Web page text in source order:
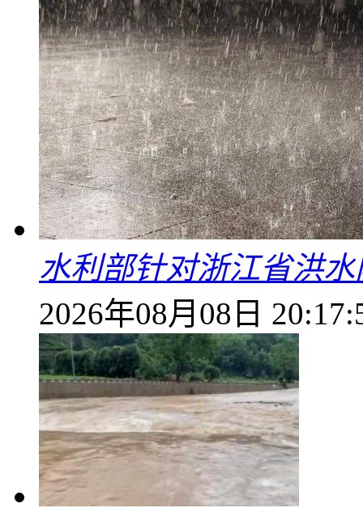
水利部针对浙江省洪
2026年08月08日